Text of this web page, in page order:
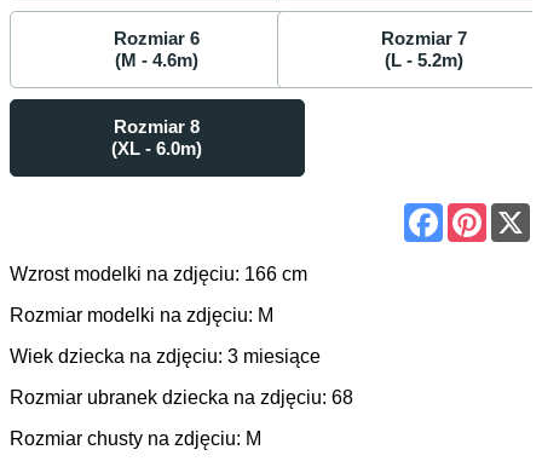
Rozmiar 6
(M - 4.6m)
Rozmiar 7
(L - 5.2m)
Rozmiar 8
(XL - 6.0m)
Facebook
Wzrost modelki na zdjęciu: 166 cm
Rozmiar modelki na zdjęciu: M
Wiek dziecka na zdjęciu: 3 miesiące
Rozmiar ubranek dziecka na zdjęciu: 68
Rozmiar chusty na zdjęciu: M